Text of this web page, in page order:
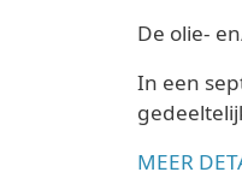
De olie-
In een
MEER